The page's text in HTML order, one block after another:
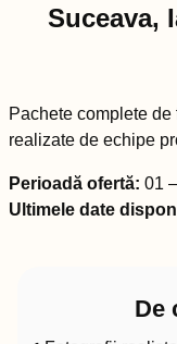
Suceava,
Pachete complete
realizate de echipe
Perioadă ofertă: 01
Ultimele date
De